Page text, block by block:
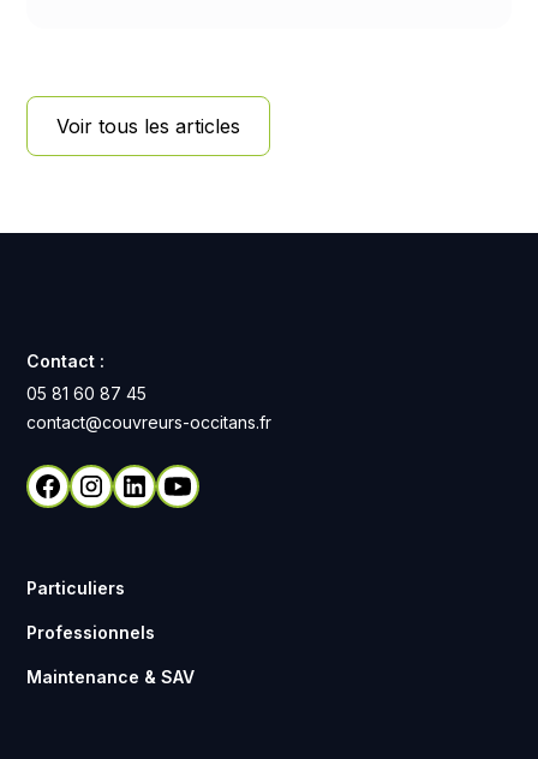
Voir tous les articles
Contact :
05 81 60 87 45
contact@couvreurs-occitans.fr
Particuliers
Professionnels
Maintenance & SAV